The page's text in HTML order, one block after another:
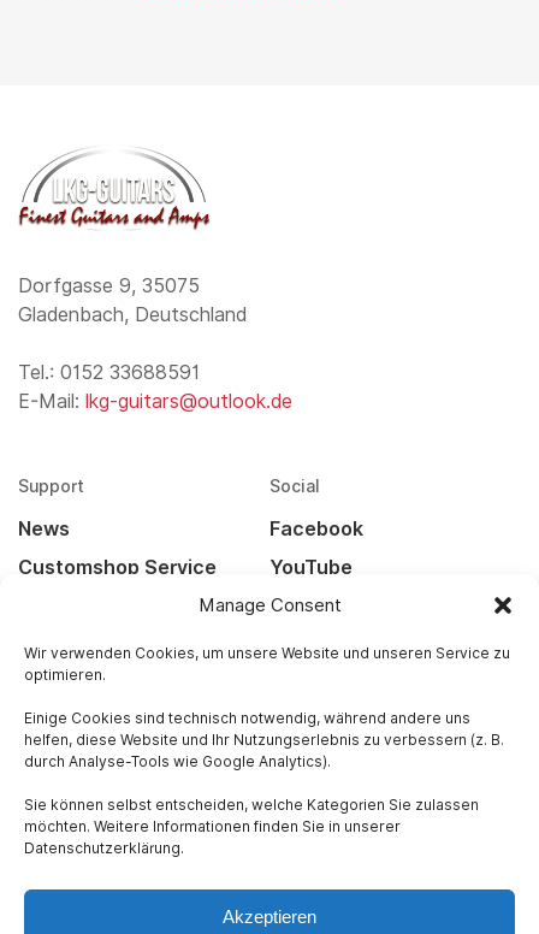
Manage Consent
Wir verwenden Cookies, um unsere Website und unseren Service zu
optimieren.
Einige Cookies sind technisch notwendig, während andere uns
helfen, diese Website und Ihr Nutzungserlebnis zu verbessern (z. B.
durch Analyse-Tools wie Google Analytics).
Sie können selbst entscheiden, welche Kategorien Sie zulassen
möchten. Weitere Informationen finden Sie in unserer
Datenschutzerklärung.
Akzeptieren
Dorfgasse 9, 35075
Gladenbach, Deutschland
Tel.: 0152 33688591
E-Mail: lkg-guitars@outlook.de
Support
News
Customshop Service
Widerrufsbelehrung
Versandarten
Social
Facebook
YouTube
Instagram
Rechtliches
Datenschutz